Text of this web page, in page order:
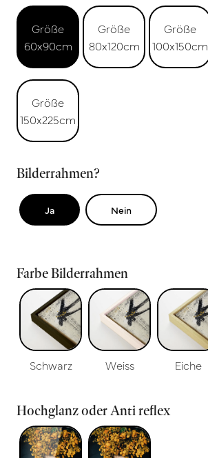
Größe
60x90cm
Größe
80x120cm
Größe
100x150cm
Größe
150x225cm
Bilderrahmen?
Ja Nein
Farbe Bilderrahmen
Schwarz Weiss Eiche
Hochglanz oder Anti reflex